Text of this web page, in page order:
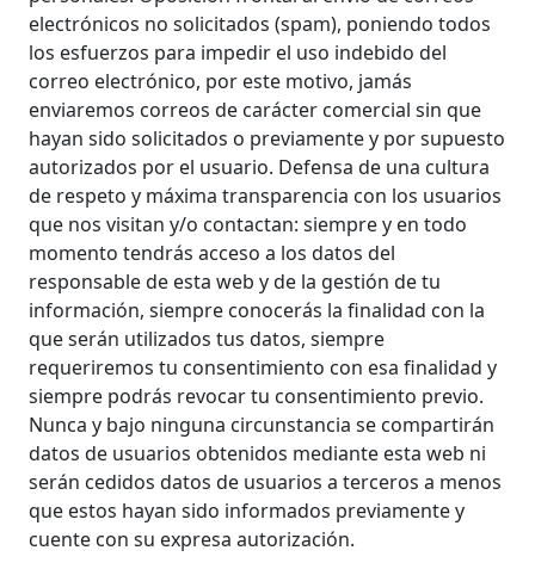
electrónicos no solicitados (spam), poniendo todos
los esfuerzos para impedir el uso indebido del
correo electrónico, por este motivo, jamás
enviaremos correos de carácter comercial sin que
hayan sido solicitados o previamente y por supuesto
autorizados por el usuario. Defensa de una cultura
de respeto y máxima transparencia con los usuarios
que nos visitan y/o contactan: siempre y en todo
momento tendrás acceso a los datos del
responsable de esta web y de la gestión de tu
información, siempre conocerás la finalidad con la
que serán utilizados tus datos, siempre
requeriremos tu consentimiento con esa finalidad y
siempre podrás revocar tu consentimiento previo.
Nunca y bajo ninguna circunstancia se compartirán
datos de usuarios obtenidos mediante esta web ni
serán cedidos datos de usuarios a terceros a menos
que estos hayan sido informados previamente y
cuente con su expresa autorización.